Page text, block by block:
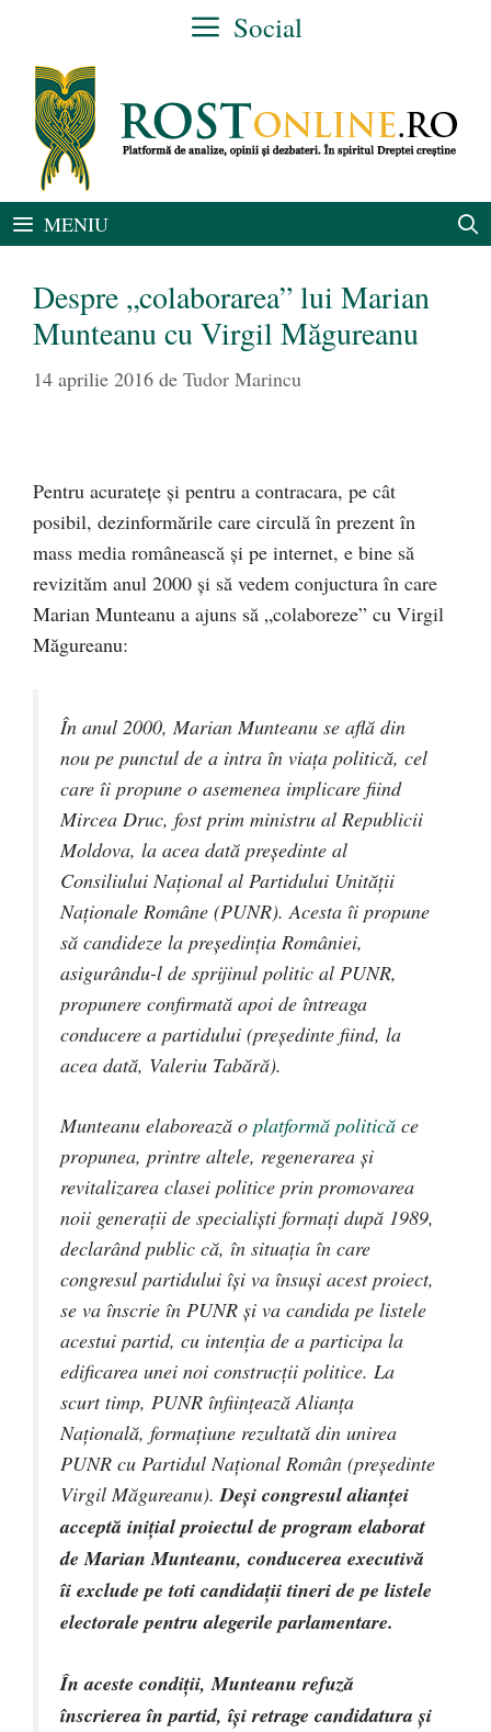
conținut
Social
MENIU
Despre „colaborarea” lui Marian
Munteanu cu Virgil Măgureanu
14 aprilie 2016 de Tudor Marincu
Pentru acuratețe și pentru a contracara, pe cât
posibil, dezinformările care circulă în prezent în
mass media românească și pe internet, e bine să
revizităm anul 2000 și să vedem conjuctura în care
Marian Munteanu a ajuns să „colaboreze” cu Virgil
Măgureanu:
În anul 2000, Marian Munteanu se află din
nou pe punctul de a intra în viața politică, cel
care îi propune o asemenea implicare fiind
Mircea Druc, fost prim ministru al Republicii
Moldova, la acea dată președinte al
Consiliului Național al Partidului Unității
Naționale Române (PUNR). Acesta îi propune
să candideze la președinția României,
asigurându-l de sprijinul politic al PUNR,
propunere confirmată apoi de întreaga
conducere a partidului (președinte fiind, la
acea dată, Valeriu Tabără).
Munteanu elaborează o platformă politică ce
propunea, printre altele, regenerarea și
revitalizarea clasei politice prin promovarea
noii generații de specialiști formați după 1989,
declarând public că, în situația în care
congresul partidului își va însuși acest proiect,
se va înscrie în PUNR și va candida pe listele
acestui partid, cu intenția de a participa la
edificarea unei noi construcții politice. La
scurt timp, PUNR înființează Alianța
Națională, formațiune rezultată din unirea
PUNR cu Partidul Național Român (președinte
Virgil Măgureanu).Deși congresul alianței
acceptă inițial proiectul de program elaborat
de Marian Munteanu, conducerea executivă
îi exclude pe toti candidații tineri de pe listele
electorale pentru alegerile parlamentare.
În aceste condiții, Munteanu refuză
înscrierea în partid, își retrage candidatura și